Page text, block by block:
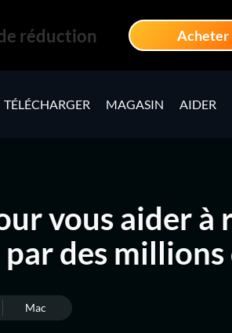
TÉLÉCHARGER MAGASIN AIDER
réduction Acheter
vous aider à
des millions
Mac